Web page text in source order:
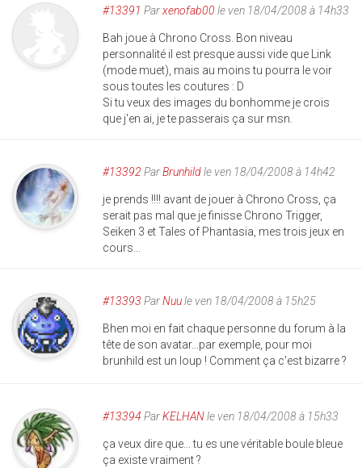
#13391 Parxenofab00 le ven 18/04/2008 à 14h33
Bah joue à Chrono Cross. Bon niveau
personnalité il est presque aussi vide que Link
(mode muet), mais au moins tu pourra le voir
sous toutes les coutures : D
Si tu veux des images du bonhomme je crois
que j'en ai, je te passerais ça sur msn.
#13392 ParBrunhildle ven 18/04/2008 à 14h42
je prends !!!! avant de jouer à Chrono Cross, ça
serait pas mal que je finisse Chrono Trigger,
Seiken 3 et Tales of Phantasia, mes trois jeux en
cours...
#13393 ParNuule ven 18/04/2008 à 15h25
Bhen moi en fait chaque personne du forum à la
tête de son avatar...par exemple, pour moi
brunhild est un loup ! Comment ça c'est bizarre ?
#13394 ParKELHANle ven 18/04/2008 à 15h33
ça veux dire que... tu es une véritable boule bleue
ça existe vraiment ?